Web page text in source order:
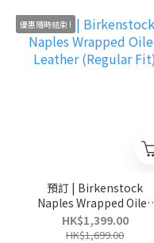
優惠隨時結束 !
預訂 | Birkenstock
Naples Wrapped Oiled
Leather (Regular Fit)
HK$1,399.00
HK$1,699.00